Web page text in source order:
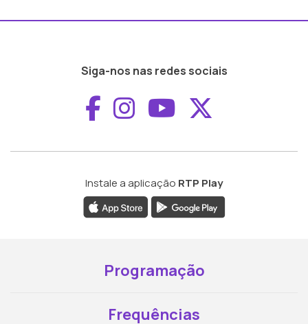
Siga-nos nas redes sociais
Aceder ao
Aceder ao
Aceder ao
Instale a aplicação RTP Play
Programação
Frequências